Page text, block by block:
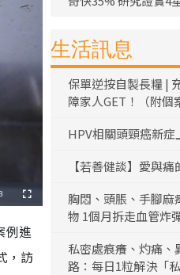
全
螢
例進
，訪
生活訊息
保單逆按自製長糧 |
障家人GET！（附個
HPV相關頭頸癌新症
【若善健談】愛與痛
胸悶、頭脹、手腳麻
物 1個月拆走血管炸
私密處痕癢、灼痛、
路：每日1粒解決「